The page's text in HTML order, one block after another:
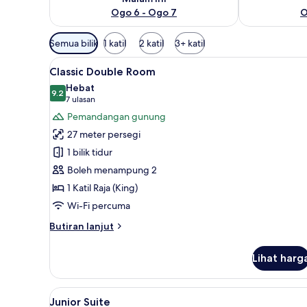
Ogo 6 - Ogo 7
Penapis
yang
tersedia
untuk
bilik
Semua bilik 1 katil 2 katil 3+ katil
Lihat
semua
foto
untuk
Classic
Double
Room
Classic Double Room |
3
Classic Double Room
9.29.2 daripada 10
Hebat
7 ulasan
(7
ulasan)
Pemandangan gunung
27 meter persegi
1 bilik tidur
Boleh menampung 2
1 Katil Raja (King)
Wi-Fi percuma
Butiran lanjut
Butiran
Double
Room
Lihat
Lihat
Junior Suite | Peralatan
6
Junior Suite